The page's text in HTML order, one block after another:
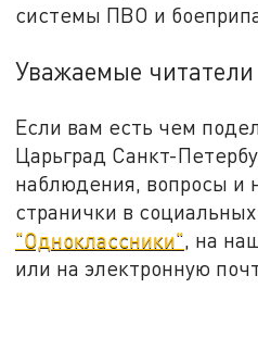
системы ПВО и
Уважаемые
Если вам есть чем
Царьград Санкт-
наблюдения, вопросы и
странички в
"Одноклассники", на
или на электронную